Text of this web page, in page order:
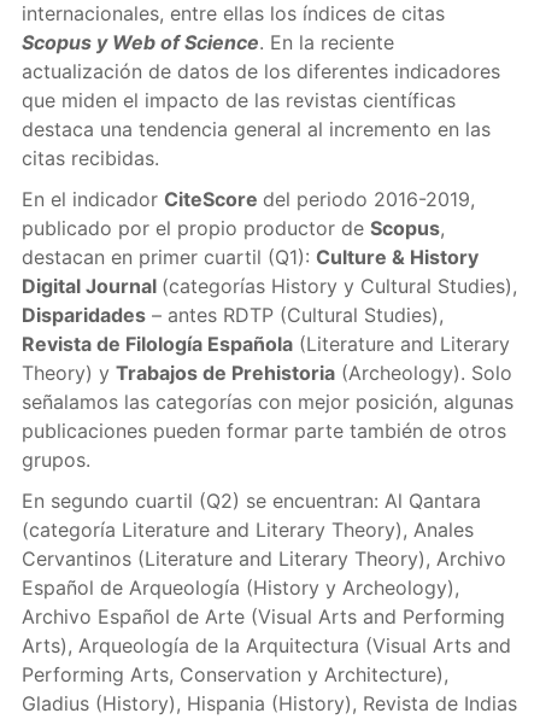
internacionales, entre ellas los índices de citas
Scopus y Web of Science. En la reciente
actualización de datos de los diferentes indicadores
que miden el impacto de las revistas científicas
destaca una tendencia general al incremento en las
citas recibidas.
En el indicador CiteScore del periodo 2016-2019,
publicado por el propio productor de Scopus,
destacan en primer cuartil (Q1): Culture & History
Digital Journal (categorías History y Cultural Studies),
Disparidades– antes RDTP (Cultural Studies),
Revista de Filología Española(Literature and Literary
Theory) y Trabajos de Prehistoria(Archeology). Solo
señalamos las categorías con mejor posición, algunas
publicaciones pueden formar parte también de otros
grupos.
En segundo cuartil (Q2) se encuentran: Al Qantara
(categoría Literature and Literary Theory), Anales
Cervantinos (Literature and Literary Theory), Archivo
Español de Arqueología (History y Archeology),
Archivo Español de Arte (Visual Arts and Performing
Arts), Arqueología de la Arquitectura (Visual Arts and
Performing Arts, Conservation y Architecture),
Gladius (History), Hispania (History), Revista de Indias